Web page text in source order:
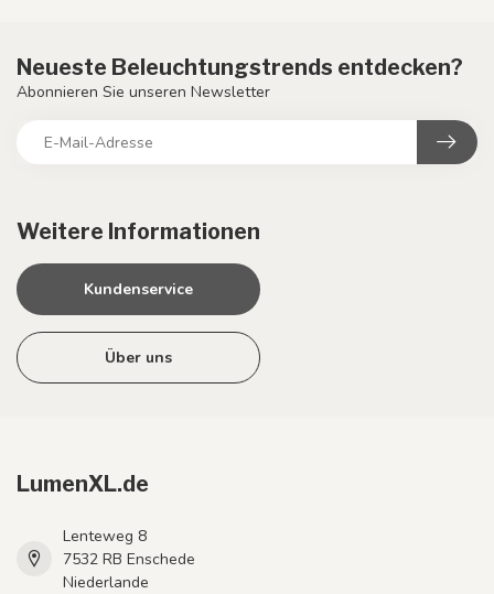
Weitere Informationen
Kundenservice
Über uns
Neueste Beleuchtungstrends entdecken?
Abonnieren Sie unseren Newsletter
LumenXL.de
Lenteweg 8
7532 RB Enschede
Niederlande